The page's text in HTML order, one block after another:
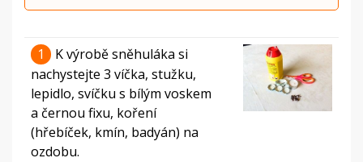
1
K výrobě sněhuláka si
nachystejte 3 víčka, stužku,
lepidlo, svíčku s bílým voskem
a černou fixu, koření
(hřebíček, kmín, badyán) na
ozdobu.